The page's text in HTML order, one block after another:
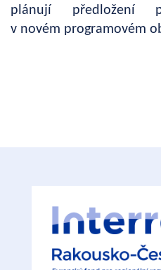
plánují předložení
v novém programovém